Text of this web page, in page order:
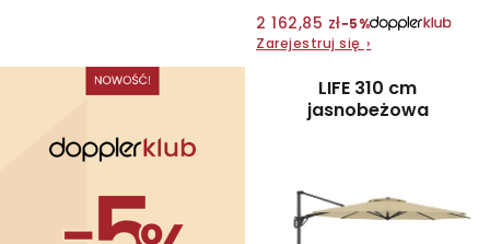
2 162,85 zł−5%
Zarejestruj się ›
LIFE 310 cm
jasnobeżowa